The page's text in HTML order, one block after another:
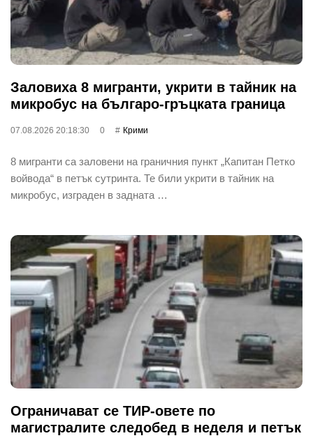
Заловиха 8 мигранти, укрити в тайник на
микробус на българо-гръцката граница
07.08.2026 20:18:30 0 Крими
8 мигранти са заловени на граничния пункт „Капитан Петко
войвода“ в петък сутринта. Те били укрити в тайник на
микробус, изграден в задната …
Ограничават се ТИР-овете по
магистралите следобед в неделя и петък